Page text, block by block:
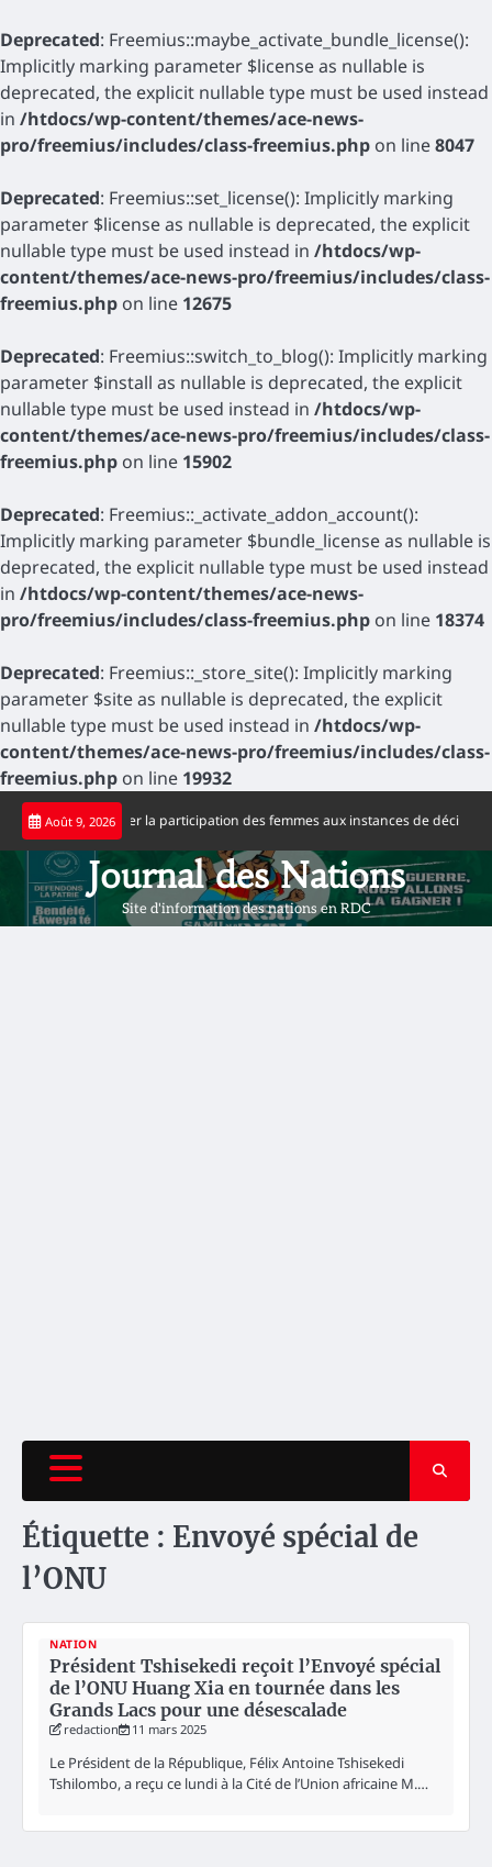
Deprecated: Freemius::maybe_activate_bundle_license():
Implicitly marking parameter $license as nullable is
deprecated, the explicit nullable type must be used instead
in /htdocs/wp-content/themes/ace-news-
pro/freemius/includes/class-freemius.php on line8047
Deprecated: Freemius::set_license(): Implicitly marking
parameter $license as nullable is deprecated, the explicit
nullable type must be used instead in /htdocs/wp-
content/themes/ace-news-pro/freemius/includes/class-
freemius.php on line 12675
Deprecated: Freemius::switch_to_blog(): Implicitly marking
parameter $install as nullable is deprecated, the explicit
nullable type must be used instead in /htdocs/wp-
content/themes/ace-news-pro/freemius/includes/class-
freemius.php on line 15902
Deprecated: Freemius::_activate_addon_account():
Implicitly marking parameter $bundle_license as nullable is
deprecated, the explicit nullable type must be used instead
in /htdocs/wp-content/themes/ace-news-
pro/freemius/includes/class-freemius.php on line 18374
Deprecated: Freemius::_store_site(): Implicitly marking
parameter $site as nullable is deprecated, the explicit
nullable type must be used instead in /htdocs/wp-
content/themes/ace-news-pro/freemius/includes/class-
freemius.php on line 19932
Skip
content
Août 9, 2026
à accélérer la participation des femmes aux instances de décision
Journal des Nations
Site d'information des nations en RDC
Étiquette : Envoyé spécial de
l’ONU
NATION
Président Tshisekedi reçoit l’Envoyé spécial
de l’ONU Huang Xia en tournée dans les
Grands Lacs pour une désescalade
redaction 11 mars 2025
Le Président de la République, Félix Antoine Tshisekedi
Tshilombo, a reçu ce lundi à la Cité de l’Union africaine M.…